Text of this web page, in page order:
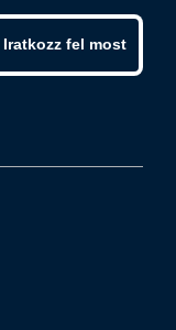
Iratkozz fel most